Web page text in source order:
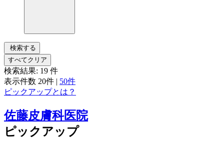
検索する
すべてクリア
検索結果: 19 件
表示件数 20件 | 50件
ピックアップとは？
佐藤皮膚科医院
ピックアップ